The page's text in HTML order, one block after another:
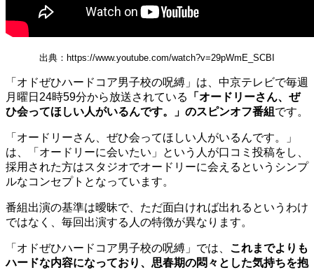
出典：https://www.youtube.com/watch?v=29pWmE_SCBI
「オドぜひハードコア男子校の呪縛」は、中京テレビで毎週
月曜日24時59分から放送されている
「オードリーさん、ぜ
ひ会ってほしい人がいるんです。」のスピンオフ番組 です。
「オードリーさん、ぜひ会ってほしい人がいるんです。」
は、「オードリーに会いたい」という人が口コミ投稿をし、
採用された方はスタジオでオードリーに会えるというシンプ
ルなコンセプトとなっています。
番組出演の基準は曖昧で、ただ面白ければ出れるというわけ
ではなく、毎回出演する人の特徴が異なります。
「オドぜひハードコア男子校の呪縛」では、 これまでよりも
ハードな内容になっており、思春期の悶々とした気持ちを抱